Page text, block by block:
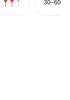
30–60